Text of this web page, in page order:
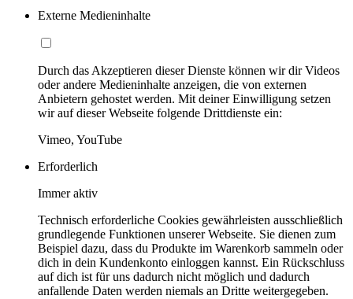
Externe Medieninhalte
Durch das Akzeptieren dieser Dienste können wir dir Videos
oder andere Medieninhalte anzeigen, die von externen
Anbietern gehostet werden. Mit deiner Einwilligung setzen
wir auf dieser Webseite folgende Drittdienste ein:
Vimeo, YouTube
Erforderlich
Immer aktiv
Technisch erforderliche Cookies gewährleisten ausschließlich
grundlegende Funktionen unserer Webseite. Sie dienen zum
Beispiel dazu, dass du Produkte im Warenkorb sammeln oder
dich in dein Kundenkonto einloggen kannst. Ein Rückschluss
auf dich ist für uns dadurch nicht möglich und dadurch
anfallende Daten werden niemals an Dritte weitergegeben.